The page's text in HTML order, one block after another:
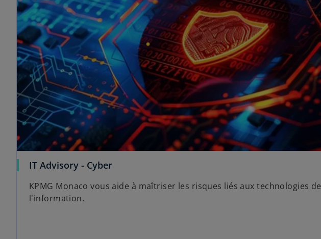
IT Advisory - Cyber
KPMG Monaco vous aide à maîtriser les risques liés aux technologies de
l'information.